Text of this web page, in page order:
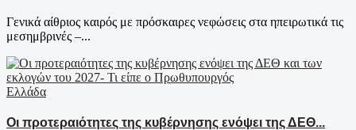
Γενικά αίθριος καιρός με πρόσκαιρες νεφώσεις στα ηπειρωτικά τις
μεσημβρινές –...
Ελλάδα
Οι προτεραιότητες της κυβέρνησης ενόψει της ΔΕΘ...